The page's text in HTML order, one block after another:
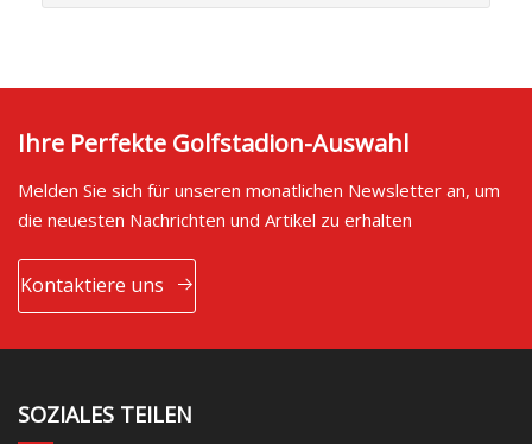
Ihre Perfekte Golfstadion-Auswahl
Melden Sie sich für unseren monatlichen Newsletter an, um
die neuesten Nachrichten und Artikel zu erhalten
Kontaktiere uns
SOZIALES TEILEN